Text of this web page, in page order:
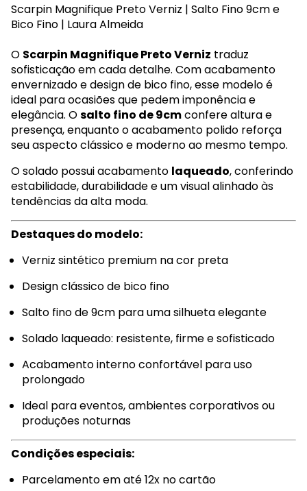
Scarpin Magnifique Preto Verniz | Salto Fino 9cm e
Bico Fino | Laura Almeida
O Scarpin Magnifique Preto Verniz traduz
sofisticação em cada detalhe. Com acabamento
envernizado e design de bico fino, esse modelo é
ideal para ocasiões que pedem imponência e
elegância. Osalto fino de 9cmconfere altura e
presença, enquanto o acabamento polido reforça
seu aspecto clássico e moderno ao mesmo tempo.
O solado possui acabamento laqueado, conferindo
estabilidade, durabilidade e um visual alinhado às
tendências da alta moda.
Destaques do modelo:
Verniz sintético premium na cor preta
Design clássico de bico fino
Salto fino de 9cm para uma silhueta elegante
Solado laqueado: resistente, firme e sofisticado
Acabamento interno confortável para uso
prolongado
Ideal para eventos, ambientes corporativos ou
produções noturnas
Condições especiais:
Parcelamento em até 12x no cartão